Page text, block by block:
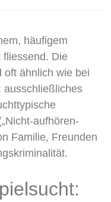
häufigem
fliessend. Die
oft ähnlich wie bei
ausschließliches
aufhören-
Familie, Freunden